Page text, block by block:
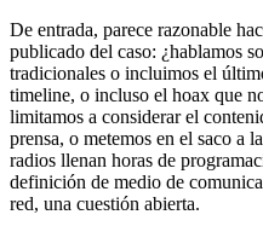
De entrada, parece razonable
publicado del caso: ¿hablamos
tradicionales o incluimos el
timeline, o incluso el hoax que
limitamos a considerar el
prensa, o metemos en el saco a
radios llenan horas de
definición de medio de
red, una cuestión abierta.